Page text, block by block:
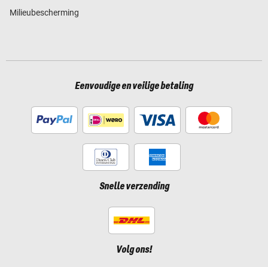
Milieubescherming
Eenvoudige en veilige betaling
Snelle verzending
Volg ons!